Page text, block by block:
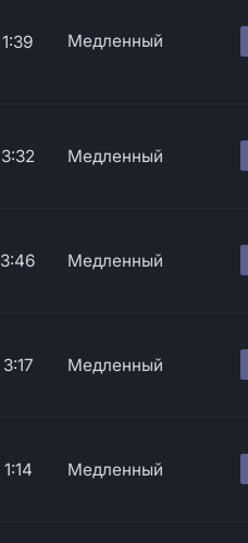
1:39 Медленный
3:32 Медленный
3:46 Медленный
3:17 Медленный
1:14 Медленный